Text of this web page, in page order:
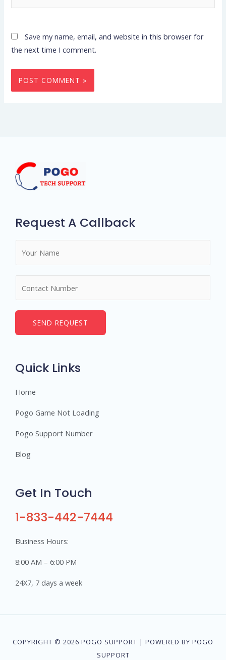
Save my name, email, and website in this browser for
the next time I comment.
Request A Callback
*
e
SEND REQUEST
Quick Links
Home
Pogo Game Not Loading
Pogo Support Number
Blog
Get In Touch
1-833-442-7444
Business Hours:
8:00 AM – 6:00 PM
24X7, 7 days a week
COPYRIGHT © 2026 POGO SUPPORT | POWERED BY POGO
SUPPORT